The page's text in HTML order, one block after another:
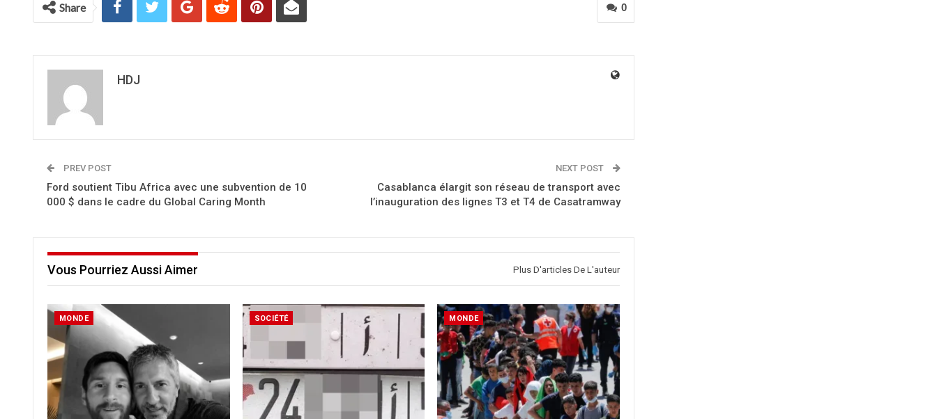
0
Share
HDJ
PREV POST
Ford soutient Tibu Africa avec une subvention de 10
000 $ dans le cadre du Global Caring Month
NEXT POST
Casablanca élargit son réseau de transport avec
l’inauguration des lignes T3 et T4 de Casatramway
Vous Pourriez Aussi Aimer Plus D'articles De L'auteur
MONDE SOCIÉTÉ MONDE